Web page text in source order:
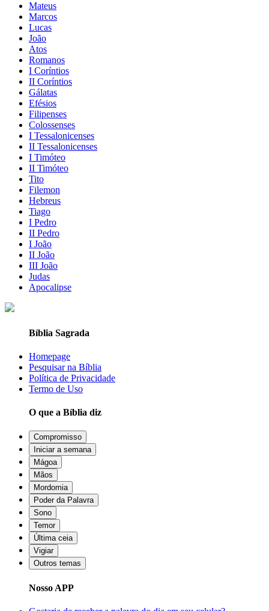
Mateus
Marcos
Lucas
João
Atos
Romanos
I Coríntios
II Coríntios
Gálatas
Efésios
Filipenses
Colossenses
I Tessalonicenses
II Tessalonicenses
I Timóteo
II Timóteo
Tito
Filemon
Hebreus
Tiago
I Pedro
II Pedro
I João
II João
III João
Judas
Apocalipse
Bíblia Sagrada
Homepage
Pesquisar na Bíblia
Política de Privacidade
Termo de Uso
O que a Bíblia diz
Compromisso
Iniciar a semana
Mágoa
Mãos
Mordomia
Poder da Palavra
Sono
Temor
Última ceia
Vigiar
Outros temas
Nosso APP